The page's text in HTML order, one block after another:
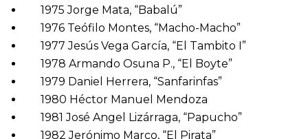
1975 Jorge Mata, “Babalú”
1976 Teófilo Montes, “Macho-Macho”
1977 Jesús Vega García, “El Tambito I”
1978 Armando Osuna P., “El Boyte”
1979 Daniel Herrera, “Sanfarinfas”
1980 Héctor Manuel Mendoza
1981 José Angel Lizárraga, “Papucho”
1982 Jerónimo Marco, “El Pirata”